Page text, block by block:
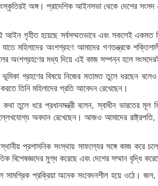
অঙ্গ। প্রাদেশিক আইনসভা থেকে দেশের
আইন গৃহীত হয়েছে সর্বসম্মতভাবে এবং সকলেই
মহিলাদের অংশগ্রহণ আমাদের গণতন্ত্রকে
মধ্য দিয়ে এই কাজ সম্পন্ন হলে সংসদেরই
ভূমিকা গ্রহণের বিষয়ে নিজের মতামত তুলে ধরছেন
তিনি মহিলাদের প্রতি আবেদন রেখেছেন।
তুলে ধরে প্রধানমন্ত্রী বলেন, স্বাধীন ভারতের মূল
অবদান রেখেছেন। আজও আমাদের রাষ্ট্রপতি,
স্থানীয় প্রশাসনিক সংস্থায় সাফল্যের সঙ্গে কাজ করে
বিশেষজ্ঞদের মুগ্ধ করেছে এবং দেশের সম্মান বৃদ্ধি
সামগ্রিক প্রক্রিয়া অনেক সংবেদনশীল হয়ে ওঠে। জল,